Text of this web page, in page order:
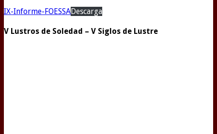
IX-Informe-FOESSADescarga
V Lustros de Soledad – V Siglos de Lustre